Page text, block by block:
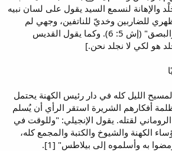
والإهانة لنسمع السيد يقول على لسان نبيه
للضاربين وخديّ للناتفين، وجهي لم
أستر عن العار والبصق" (إش 5: 6). وكما يقول القديس
هو لكي لا نجلد نحن.]
الليل كله في دار رئيس الكهنة يحتمل
أفكارهم الشريرة استقر الرأي أن يُسلم
لقتله. يقول الإنجيلي: "وللوقت في
الكهنة والشيوخ والكتبة والمجمع كله،
به وأسلموه إلى بيلاطس" [1].